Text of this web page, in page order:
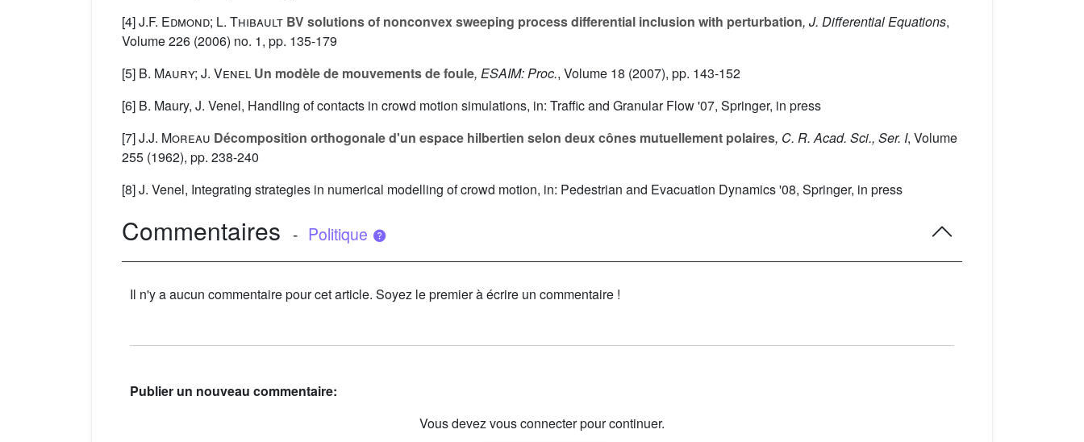
[4]J.F. Edmond; L. Thibault BV solutions of nonconvex sweeping process differential inclusion with perturbation, J. Differential Equations,
Volume 226 (2006) no. 1, pp. 135-179
[5] B. Maury; J. Venel Un modèle de mouvements de foule, ESAIM: Proc., Volume 18 (2007), pp. 143-152
[6] B. Maury, J. Venel, Handling of contacts in crowd motion simulations, in: Traffic and Granular Flow '07, Springer, in press
[7]J.J. Moreau Décomposition orthogonale d'un espace hilbertien selon deux cônes mutuellement polaires, C. R. Acad. Sci., Ser. I, Volume
255 (1962), pp. 238-240
[8] J. Venel, Integrating strategies in numerical modelling of crowd motion, in: Pedestrian and Evacuation Dynamics '08, Springer, in press
Commentaires - Politique
Il n'y a aucun commentaire pour cet article. Soyez le premier à écrire un commentaire !
Publier un nouveau commentaire:
Vous devez vous connecter pour continuer.